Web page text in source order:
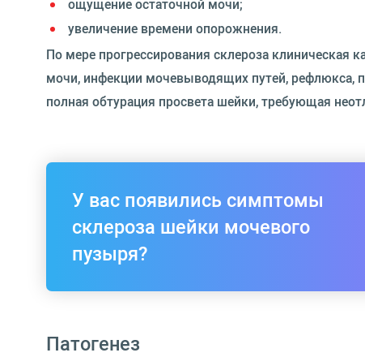
ощущение остаточной мочи;
увеличение времени опорожнения.
По мере прогрессирования склероза клиническая
мочи, инфекции мочевыводящих путей, рефлюкса,
полная обтурация просвета шейки, требующая
У вас появились симптомы
склероза шейки мочевого
пузыря?
Патогенез